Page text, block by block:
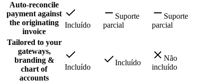
Auto-reconcile
payment against
the originating
invoice
Incluído
Suporte
parcial
Suporte
parcial
Tailored to your
gateways,
branding &
chart of
accounts
Incluído
Incluído
Não
incluído